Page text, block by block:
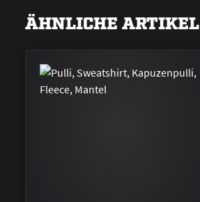
ÄHNLICHE ARTIKEL